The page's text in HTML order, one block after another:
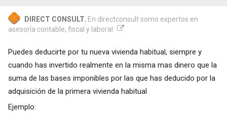
DIRECT CONSULT, En directconsult somo expertos en
asesoría contable, fiscal y laboral
Puedes deducirte por tu nueva vivienda habitual, siempre y
cuando has invertido realmente en la misma mas dinero que la
suma de las bases imponibles por las que has deducido por la
adquisición de la primera vivienda habitual
Ejemplo: